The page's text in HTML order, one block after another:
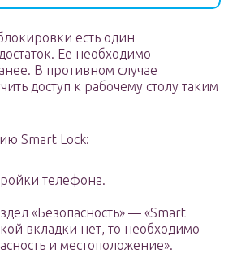
есть один
Ее необходимо
В противном случае
доступ к рабочему столу таким
Smart Lock:
телефона.
«Безопасность» — «Smart
вкладки нет, то необходимо
и местоположение».